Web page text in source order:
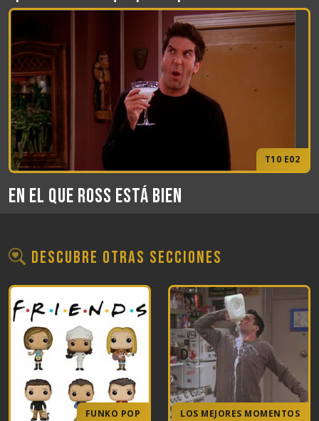
T10 E02
En el que Ross está bien
Descubre otras secciones
FUNKO POP LOS MEJORES MOMENTOS